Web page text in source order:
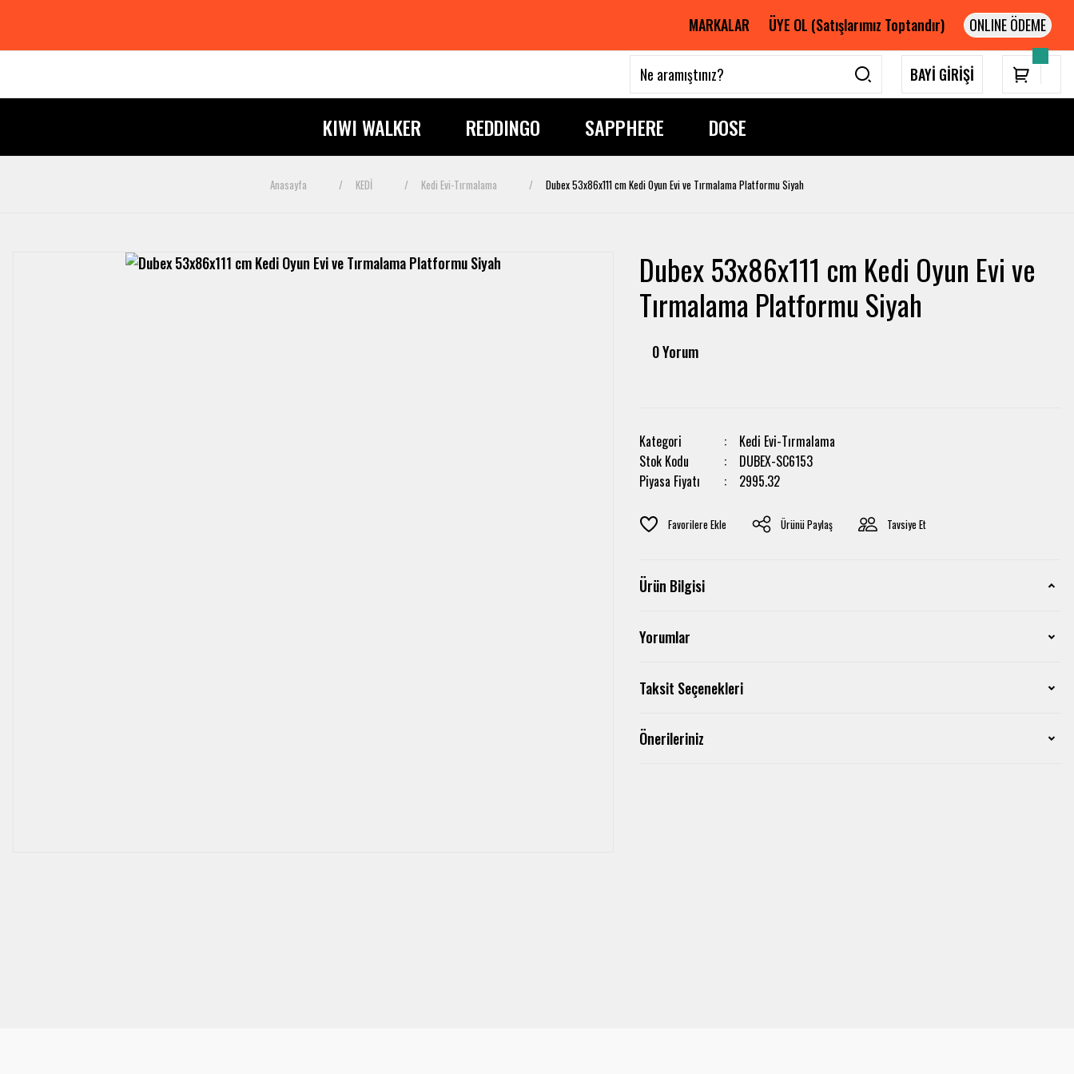
MARKALAR ÜYE OL (Satışlarımız Toptandır)
BAYİ GİRİŞİ
KIWI WALKER REDDINGO SAPPHERE DOSE
Anasayfa KEDİ Kedi Evi-Tırmalama Dubex 53x86x111 cm Kedi Oyun Evi ve Tırmalama Platformu Siyah
Dubex 53x86x111 cm Kedi Oyun Evi ve
Tırmalama Platformu Siyah
0 Yorum
Kategori
Kedi Evi-Tırmalama
Stok Kodu
DUBEX-SC6153
Piyasa Fiyatı
2995.32
Ürünü Paylaş Tavsiye Et
Ürün Bilgisi
Yorumlar
Taksit Seçenekleri
Önerileriniz